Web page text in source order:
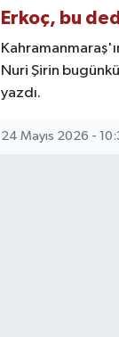
Erkoç, bu
Nuri Şirin
yazdı.
24 Mayıs 2026 -